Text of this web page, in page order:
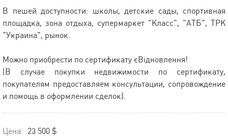
В пешей доступности: школы, детские сады, спортивная
площадка, зона отдыха, супермаркет "Класс", "АТБ", ТРК
"Украина", рынок.
Можно приобрести по сертификату єВідновлення!
(В случае покупки недвижимости по сертификату,
покупателям предоставляем консультации, сопровождение
и помощь в оформлении сделок).
Цена: 23 500 $